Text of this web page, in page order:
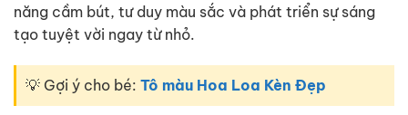
năng cầm bút, tư duy màu sắc và phát triển sự sáng
tạo tuyệt vời ngay từ nhỏ.
💡 Gợi ý cho bé: Tô màu Hoa Loa Kèn Đẹp